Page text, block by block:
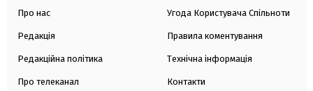
Про нас
Редакція
Редакційна політика
Про телеканал
Угода Користувача Спільноти
Правила коментування
Технічна інформація
Контакти